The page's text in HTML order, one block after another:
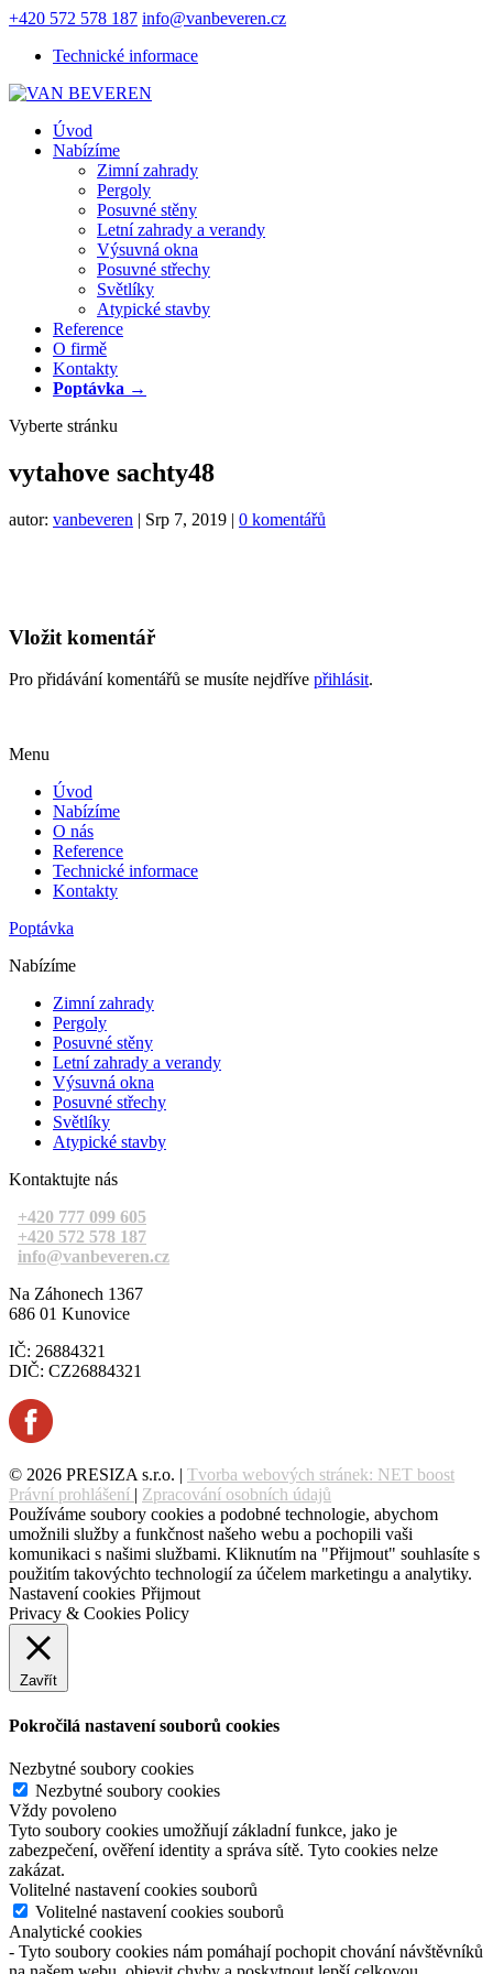
+420 572 578 187 info@vanbeveren.cz
Technické informace
Úvod
Nabízíme
Zimní zahrady
Pergoly
Posuvné stěny
Letní zahrady a verandy
Výsuvná okna
Posuvné střechy
Světlíky
Atypické stavby
Reference
O firmě
Kontakty
Poptávka →
Vyberte stránku
vytahove sachty48
autor: vanbeveren | Srp 7, 2019 | 0 komentářů
Vložit komentář
Pro přidávání komentářů se musíte nejdříve přihlásit.
Menu
Úvod
Nabízíme
O nás
Reference
Technické informace
Kontakty
Poptávka
Nabízíme
Zimní zahrady
Pergoly
Posuvné stěny
Letní zahrady a verandy
Výsuvná okna
Posuvné střechy
Světlíky
Atypické stavby
Kontaktujte nás
+420 777 099 605
+420 572 578 187
info@vanbeveren.cz
Na Záhonech 1367
686 01 Kunovice
IČ: 26884321
DIČ: CZ26884321
© 2026 PRESIZA s.r.o. | Tvorba webových stránek: NET boost
Právní prohlášení | Zpracování osobních údajů
Používáme soubory cookies a podobné technologie, abychom
umožnili služby a funkčnost našeho webu a pochopili vaši
komunikaci s našimi službami. Kliknutím na "Přijmout" souhlasíte s
použitím takovýchto technologií za účelem marketingu a analytiky.
Nastavení cookies Přijmout
Privacy & Cookies Policy
Zavřít
Pokročilá nastavení souborů cookies
Nezbytné soubory cookies
Nezbytné soubory cookies
Vždy povoleno
Tyto soubory cookies umožňují základní funkce, jako je
zabezpečení, ověření identity a správa sítě. Tyto cookies nelze
zakázat.
Volitelné nastavení cookies souborů
Volitelné nastavení cookies souborů
Analytické cookies
- Tyto soubory cookies nám pomáhají pochopit chování návštěvníků